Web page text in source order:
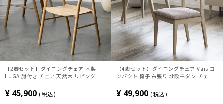
【2脚セット】ダイニングチェア 木製
LUGA 肘付き チェア 天然木 リビング椅子
ッシュ 和モダン ナチュラル ブラウン 完
成品
¥ 45,900 税込
【4脚セット】ダイニングチェア Vais コ
ンパクト 椅子 布張り 北欧モダン チェア
ゃれ グレー ブルー オレンジ ルンバブル
¥ 49,900 税込